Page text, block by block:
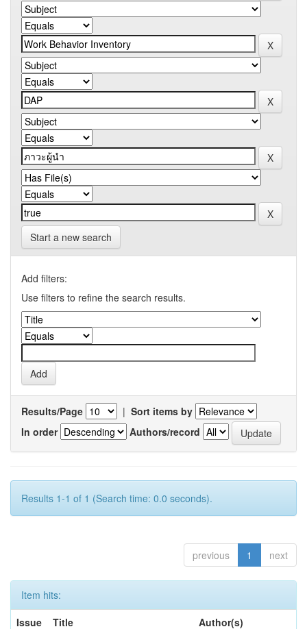
Start a new search
Add filters:
Use filters to refine the search results.
Results/Page | Sort items by
In order
Authors/record
Results 1-1 of 1 (Search time: 0.0 seconds).
previous 1 next
Item hits:
Issue
Title Author(s)